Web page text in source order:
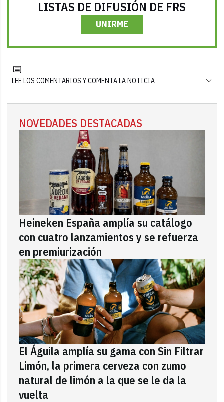
LISTAS DE DIFUSIÓN DE FRS
UNIRME
LEE LOS COMENTARIOS Y COMENTA LA NOTICIA
NOVEDADES DESTACADAS
Heineken España amplía su catálogo
con cuatro lanzamientos y se refuerza
en premiurización
El Águila amplía su gama con Sin Filtrar
Limón, la primera cerveza con zumo
natural de limón a la que se le da la
vuelta